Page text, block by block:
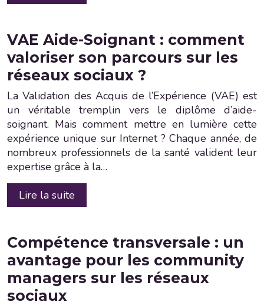
VAE Aide-Soignant : comment
valoriser son parcours sur les
réseaux sociaux ?
La Validation des Acquis de l’Expérience (VAE) est
un véritable tremplin vers le diplôme d’aide-
soignant. Mais comment mettre en lumière cette
expérience unique sur Internet ? Chaque année, de
nombreux professionnels de la santé valident leur
expertise grâce à la…
Lire la suite
Compétence transversale : un
avantage pour les community
managers sur les réseaux
sociaux